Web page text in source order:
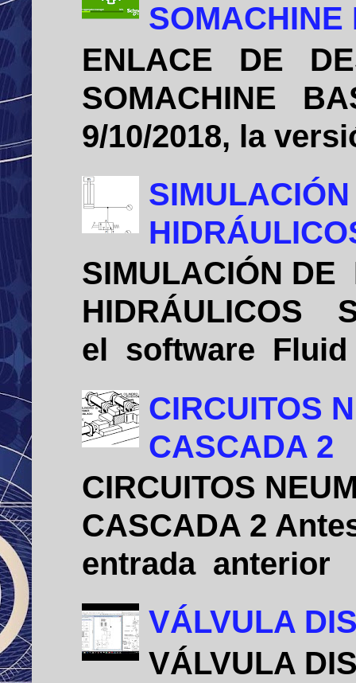
SOMACHINE
ENLACE DE
SOMACHINE
9/10/2018, la
SIMULACIÓN
HIDRÁULICOS
el software Fluid
CIRCUITOS
CASCADA 2
CIRCUITOS
CASCADA 2
entrada anterior
VÁLVULA
VÁLVULA